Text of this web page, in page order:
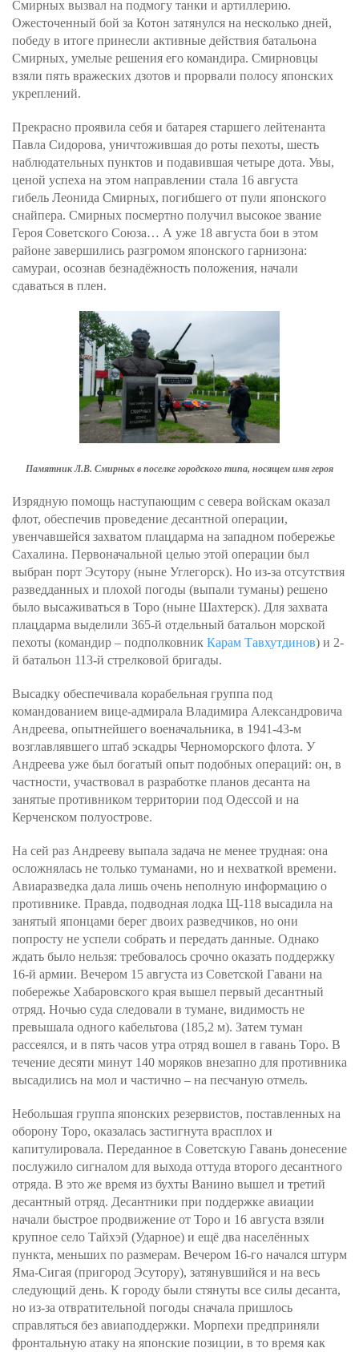
Смирных вызвал на подмогу танки и артиллерию.
Ожесточенный бой за Котон затянулся на несколько дней,
победу в итоге принесли активные действия батальона
Смирных, умелые решения его командира. Смирновцы
взяли пять вражеских дзотов и прорвали полосу японских
укреплений.
Прекрасно проявила себя и батарея старшего лейтенанта
Павла Сидорова, уничтожившая до роты пехоты, шесть
наблюдательных пунктов и подавившая четыре дота. Увы,
ценой успеха на этом направлении стала 16 августа
гибель Леонида Смирных, погибшего от пули японского
снайпера. Смирных посмертно получил высокое звание
Героя Советского Союза… А уже 18 августа бои в этом
районе завершились разгромом японского гарнизона:
самураи, осознав безнадёжность положения, начали
сдаваться в плен.
Памятник Л.В. Смирных в поселке городского типа, носящем имя героя
Изрядную помощь наступающим с севера войскам оказал
флот, обеспечив проведение десантной операции,
увенчавшейся захватом плацдарма на западном побережье
Сахалина. Первоначальной целью этой операции был
выбран порт Эсутору (ныне Углегорск). Но из-за отсутствия
разведданных и плохой погоды (выпали туманы) решено
было высаживаться в Торо (ныне Шахтерск). Для захвата
плацдарма выделили 365-й отдельный батальон морской
пехоты (командир – подполковник Карам Тавхутдинов) и 2-
й батальон 113-й стрелковой бригады.
Высадку обеспечивала корабельная группа под
командованием вице-адмирала Владимира Александровича
Андреева, опытнейшего военачальника, в 1941-43-м
возглавлявшего штаб эскадры Черноморского флота. У
Андреева уже был богатый опыт подобных операций: он, в
частности, участвовал в разработке планов десанта на
занятые противником территории под Одессой и на
Керченском полуострове.
На сей раз Андрееву выпала задача не менее трудная: она
осложнялась не только туманами, но и нехваткой времени.
Авиаразведка дала лишь очень неполную информацию о
противнике. Правда, подводная лодка Щ-118 высадила на
занятый японцами берег двоих разведчиков, но они
попросту не успели собрать и передать данные. Однако
ждать было нельзя: требовалось срочно оказать поддержку
16-й армии. Вечером 15 августа из Советской Гавани на
побережье Хабаровского края вышел первый десантный
отряд. Ночью суда следовали в тумане, видимость не
превышала одного кабельтова (185,2 м). Затем туман
рассеялся, и в пять часов утра отряд вошел в гавань Торо. В
течение десяти минут 140 моряков внезапно для противника
высадились на мол и частично – на песчаную отмель.
Небольшая группа японских резервистов, поставленных на
оборону Торо, оказалась застигнута врасплох и
капитулировала. Переданное в Советскую Гавань донесение
послужило сигналом для выхода оттуда второго десантного
отряда. В это же время из бухты Ванино вышел и третий
десантный отряд. Десантники при поддержке авиации
начали быстрое продвижение от Торо и 16 августа взяли
крупное село Тайхэй (Ударное) и ещё два населённых
пункта, меньших по размерам. Вечером 16-го начался штурм
Яма-Сигая (пригород Эсутору), затянувшийся и на весь
следующий день. К городу были стянуты все силы десанта,
но из-за отвратительной погоды сначала пришлось
справляться без авиаподдержки. Морпехи предприняли
фронтальную атаку на японские позиции, в то время как